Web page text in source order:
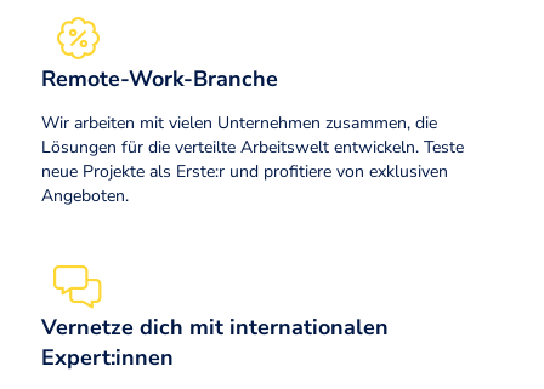
Remote-Work-Branche
Wir arbeiten mit vielen Unternehmen zusammen, die
Lösungen für die verteilte Arbeitswelt entwickeln. Teste
neue Projekte als Erste:r und profitiere von exklusiven
Angeboten.
Vernetze dich mit internationalen
Expert:innen